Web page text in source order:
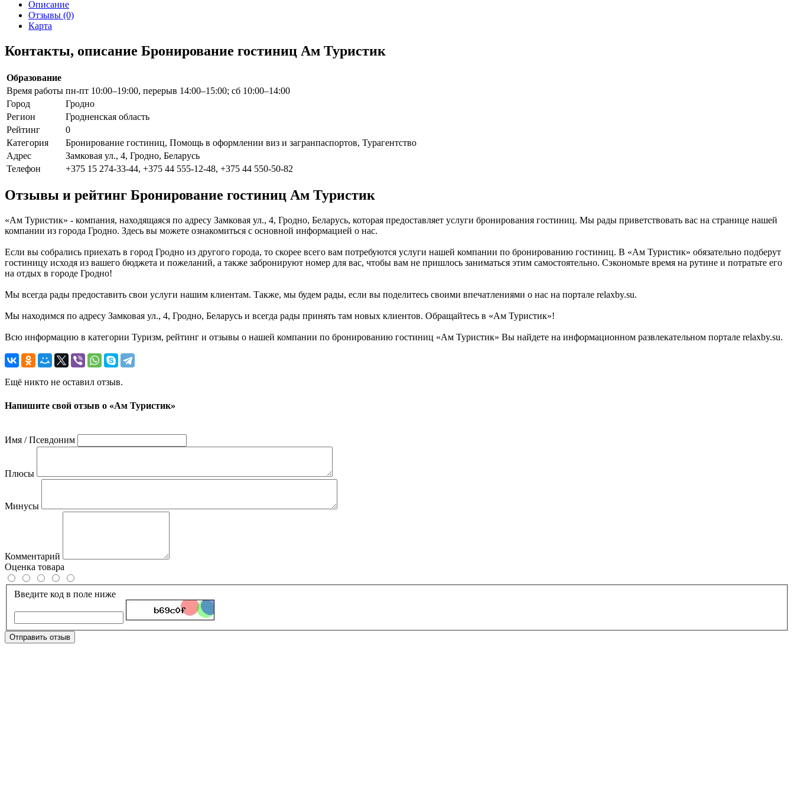
Описание
Отзывы (0)
Карта
Контакты, описание Бронирование гостиниц Ам Туристик
Образование
Время работы пн-пт 10:00–19:00, перерыв 14:00–15:00; сб 10:00–14:00
Город
Гродно
Регион
Гродненская область
Рейтинг
0
Категория
Бронирование гостиниц, Помощь в оформлении виз и загранпаспортов, Турагентство
Адрес
Замковая ул., 4, Гродно, Беларусь
Телефон
+375 15 274-33-44, +375 44 555-12-48, +375 44 550-50-82
Отзывы и рейтинг Бронирование гостиниц Ам Туристик
«Ам Туристик» - компания, находящаяся по адресу Замковая ул., 4, Гродно, Беларусь, которая предоставляет услуги бронирования гостиниц. Мы рады приветствовать вас на странице нашей
компании из города Гродно. Здесь вы можете ознакомиться с основной информацией о нас.
Если вы собрались приехать в город Гродно из другого города, то скорее всего вам потребуются услуги нашей компании по бронированию гостиниц. В «Ам Туристик» обязательно подберут
гостиницу исходя из вашего бюджета и пожеланий, а также забронируют номер для вас, чтобы вам не пришлось заниматься этим самостоятельно. Сэкономьте время на рутине и потратьте его
на отдых в городе Гродно!
Мы всегда рады предоставить свои услуги нашим клиентам. Также, мы будем рады, если вы поделитесь своими впечатлениями о нас на портале relaxby.su.
Мы находимся по адресу Замковая ул., 4, Гродно, Беларусь и всегда рады принять там новых клиентов. Обращайтесь в «Ам Туристик»!
Всю информацию в категории Туризм, рейтинг и отзывы о нашей компании по бронированию гостиниц «Ам Туристик» Вы найдете на информационном развлекательном портале relaxby.su.
Ещё никто не оставил отзыв.
Напишите свой отзыв о «Ам Туристик»
Имя / Псевдоним
Плюсы
Минусы
Комментарий
Оценка товара
Введите код в поле ниже
Отправить отзыв